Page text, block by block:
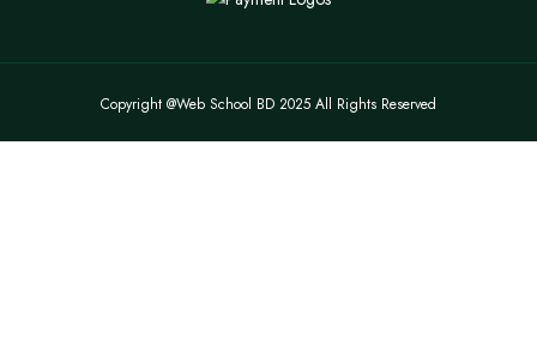
Copyright @Web School BD 2025 All Rights Reserved